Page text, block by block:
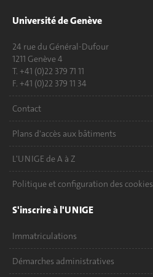
Université de Genève
24 rue du Général-Dufour
1211 Genève 4
T. +41 (0)22 379 71 11
F. +41 (0)22 379 11 34
Contact
Plans d'accès aux bâtiments
L'UNIGE de A à Z
Politique et configuration des cookies
S'inscrire à l'UNIGE
Immatriculations
Démarches administratives